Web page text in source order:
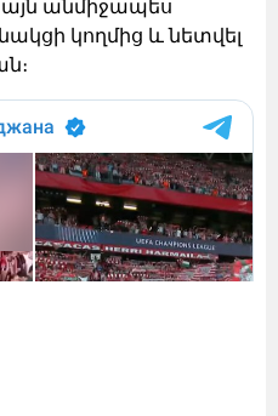
այն անմիջապես
կողմից և նետվել